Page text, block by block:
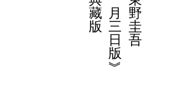
藏 月
野
版 三 圭
日 吾
版
︾